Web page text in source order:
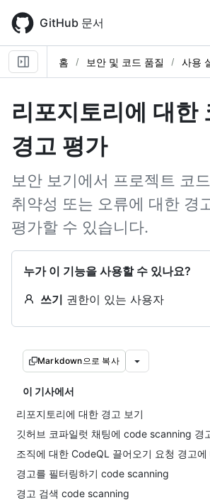
main
content
GitHub 문서
홈 보안 및 코드 품질 사용
리포지토리에 대한
경고 평가
보안 보기에서 프로젝트 코
취약성 또는 오류에 대한 경
평가할 수 있습니다.
누가 이 기능을 사용할 수 있나요?
쓰기 권한이 있는 사용자
Markdown으로 복사
이 기사에서
리포지토리에 대한 경고 보기
깃허브 코파일럿 채팅에 code scanning 경
조직에 대한 CodeQL 끌어오기 요청 경고에
경고를 필터링하기 code scanning
경고 검색 code scanning